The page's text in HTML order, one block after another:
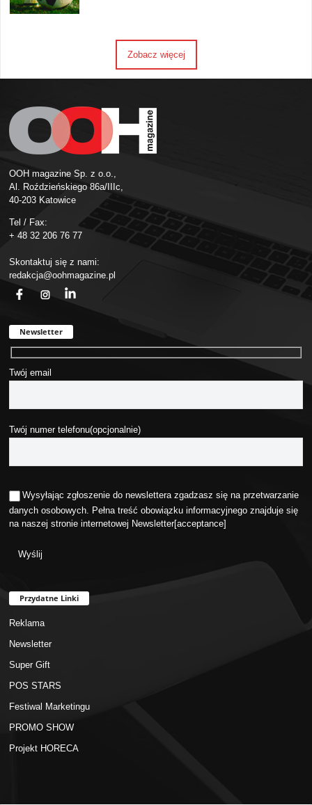
Zobacz więcej
OOH magazine Sp. z o.o.,
Al. Roździeńskiego 86a/IIIc,
40-203 Katowice
Tel / Fax:
+ 48 32 206 76 77
Skontaktuj się z nami:
redakcja@oohmagazine.pl
Newsletter
Twój email
Twój numer telefonu(opcjonalnie)
Wysyłając zgłoszenie do newslettera zgadzasz się na przetwarzanie
danych osobowych. Pełna treść obowiązku informacyjnego znajduje się
na naszej stronie internetowej Newsletter[acceptance]
Przydatne Linki
Reklama
Newsletter
Super Gift
POS STARS
Festiwal Marketingu
PROMO SHOW
Projekt HORECA